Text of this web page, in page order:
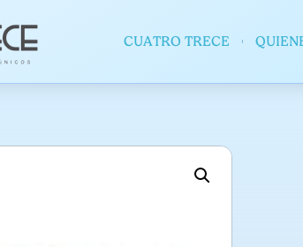
CUATRO TRECE